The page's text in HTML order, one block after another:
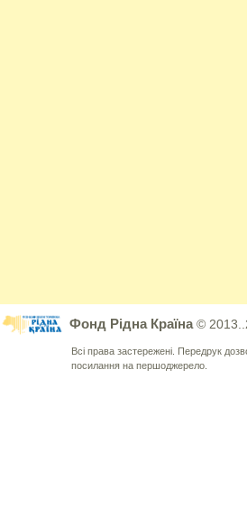
Фонд Рідна Країна©
Всі права застережені. Передрук
посилання на першоджерело.